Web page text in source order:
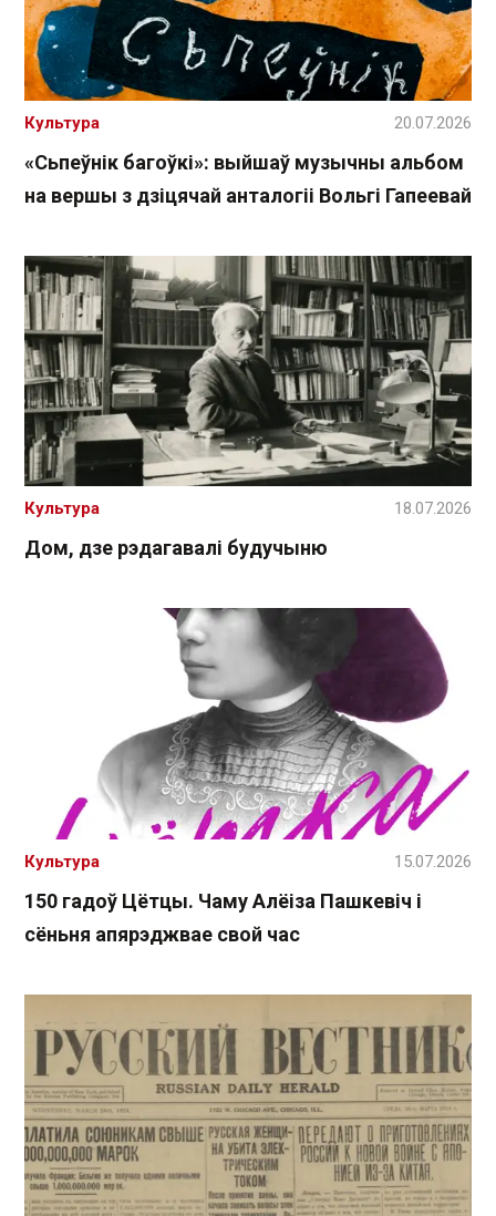
«Сьпеўнік багоўкі»: выйшаў музычны альбом
на вершы з дзіцячай анталогіі Вольгі Гапеевай
Культура 20.07.2026
Дом, дзе рэдагавалі будучыню
Культура 18.07.2026
150 гадоў Цётцы. Чаму Алёіза Пашкевіч і
сёньня апярэджвае свой час
Культура 15.07.2026